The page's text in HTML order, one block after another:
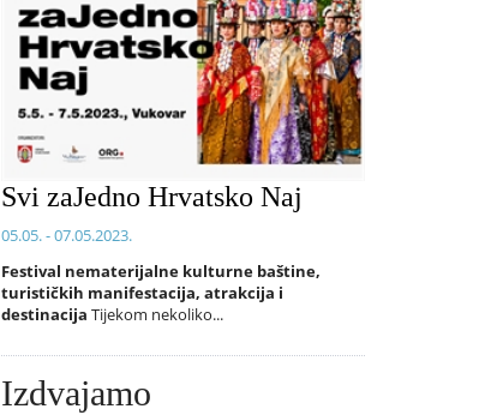
Svi zaJedno Hrvatsko Naj
05.05. - 07.05.2023.
Festival nematerijalne kulturne baštine,
turističkih manifestacija, atrakcija i
destinacija Tijekom nekoliko...
Izdvajamo